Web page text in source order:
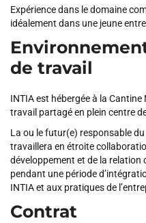
Expérience dans le domaine
idéalement dans une jeune
de travail
INTIA est hébergée à la
travail partagé en plein centre
La ou le futur(e) responsable
travaillera en étroite
développement et de la relation
pendant une période
INTIA et aux pratiques de
Contrat